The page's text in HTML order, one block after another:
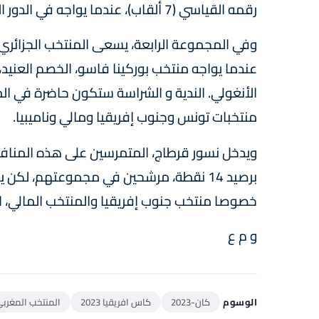
رقمه القياسي (7 ألقاب)، عندما يواجه في الدور الأول منتخبات غانا والرأس الأخضر والموزامبيق.
وفي المجموعة الرابعة، يسعى المنتخب
عندما يواجه منتخب بوركينا فاسو، الخصم
الأنغولي. الندية و الشراسة ستكون حاضرة
منتخبات تونس وجنوب إفريقيا ومالي وناميبيا.
ويدخل نسور قرطاج، المتمرسين على هذه
برصيد 14 نقطة، مرشحين في مجموعتهم،
خصوصا منتخب جنوب إفريقيا والمنتخب
و م ع
الوسوم كان-2023 كاس افريقيا 2023 المنتخب